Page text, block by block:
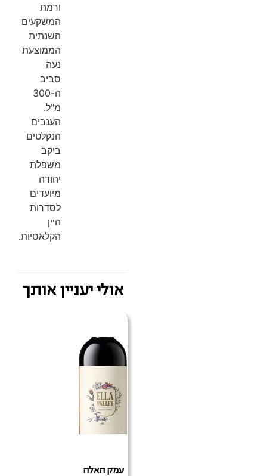
ורמת
המשקעים
השנתית
הממוצעת
נעה
סביב
ה-300
מ"ל.
הענבים
הנקלטים
ביקב
משפלת
יהודה
מיועדים
לסדרות
היין
הקלאסיות.
אולי יעניין אותך
עמק האלה